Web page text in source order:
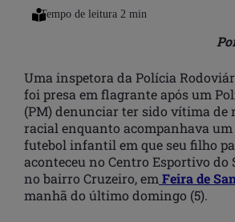
Uma inspetora da Polícia
foi presa em flagrante após um
(PM) denunciar ter sido vítima de
racial enquanto acompanhava
futebol infantil em que seu filho
aconteceu no Centro Esportivo do
no bairro Cruzeiro, em Feira de
manhã do último domingo (5).